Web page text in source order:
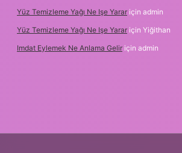
Yüz Temizleme Yağı Ne Işe Yarar için admin
Yüz Temizleme Yağı Ne Işe Yarar için Yiğithan
Imdat Eylemek Ne Anlama Gelir için admin